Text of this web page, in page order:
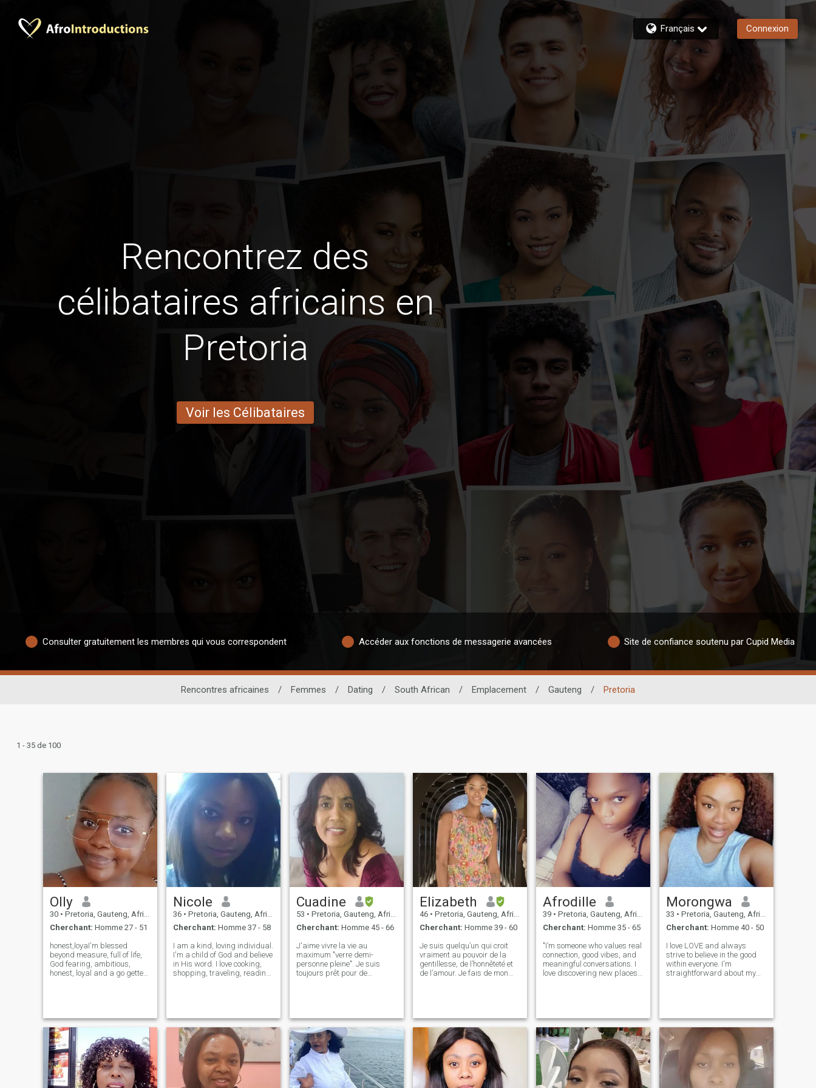
Français Connexion
Rencontrez des
célibataires africains en
Pretoria
Voir les Célibataires
Consulter gratuitement les membres qui vous correspondent Accéder aux fonctions de messagerie avancées Site de confiance soutenu par Cupid Media
Rencontres africaines / Femmes / Dating / South African / Emplacement / Gauteng / Pretoria
1 - 35 de 100
Olly
30 • Pretoria, Gauteng, Afrique du Sud
Cherchant: Homme 27 - 51
honest,loyaI'm blessed
beyond measure, full of life,
God fearing, ambitious,
honest, loyal and a go getter,
taught Baker. I love
Nicole
36 • Pretoria, Gauteng, Afrique du Sud
Cherchant: Homme 37 - 58
I am a kind, loving individual.
I'm a child of God and believe
in His word. I love cooking,
shopping, traveling, reading
Cuadine
53 • Pretoria, Gauteng, Afrique du Sud
Cherchant: Homme 45 - 66
J'aime vivre la vie au
maximum "verre demi-
personne pleine". Je suis
toujours prêt pour de
nouvelles personnes. Mes
intérêts :** J’aime voyager,
lire, cuisiner et passer du
temps avec ma famille et
mes amis. Je suis aussi un
grand fan de musique live,
théâtre, concerts de musique
et pique-niques. Confortable
Elizabeth
46 • Pretoria, Gauteng, Afrique du Sud
Cherchant: Homme 39 - 60
Je suis quelqu’un qui croit
vraiment au pouvoir de la
gentillesse, de l’honnêteté et
de l’amour. Je fais de mon
suis fier d'être authentique –
ce que vous voyez est ce que
vous obtenez. Que ce soit par
mes actions ou mes paroles,
je m’efforce d’apporter
positivité et sincérité dans la
vie de ceux qui m’entourent.
Être là pour les autres, rester
Afrodille
39 • Pretoria, Gauteng, Afrique du Sud
Cherchant: Homme 35 - 65
"I’m someone who values real
connection, good vibes, and
meaningful conversations. I
love discovering new places,
share a few laughs,
Morongwa
33 • Pretoria, Gauteng, Afrique du Sud
Cherchant: Homme 40 - 50
I love LOVE and always
strive to believe in the good
within everyone. I'm
straightforward about my
and is a great and open
communicator